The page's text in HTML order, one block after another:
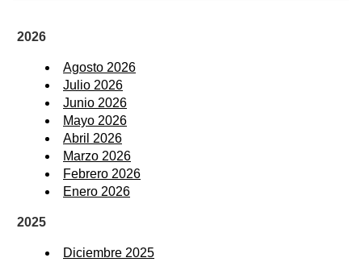
2026
Agosto 2026
Julio 2026
Junio 2026
Mayo 2026
Abril 2026
Marzo 2026
Febrero 2026
Enero 2026
2025
Diciembre 2025